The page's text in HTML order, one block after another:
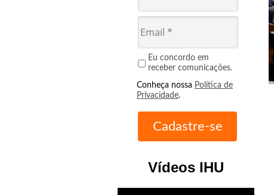
Eu concordo em
receber comunicações.
Conheça nossa Política de
Privacidade.
Vídeos IHU